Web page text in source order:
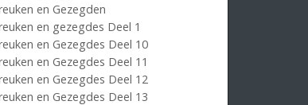
en Gezegden
en gezegdes Deel 1
en Gezegdes Deel 10
en Gezegdes Deel 11
en Gezegdes Deel 12
en Gezegdes Deel 13